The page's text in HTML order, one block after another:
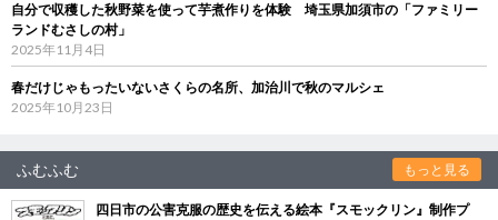
自分で収穫した秋野菜を使って芋煮作りを体験 埼玉県加須市の「ファミリー
ランドむさしの村」
2025年11月4日
春だけじゃもったいないさくらの名所、加治川で秋のマルシェ
2025年10月23日
ふむふむ もっと見る
四日市の公害克服の歴史を伝える絵本『スモックリン』制作プ